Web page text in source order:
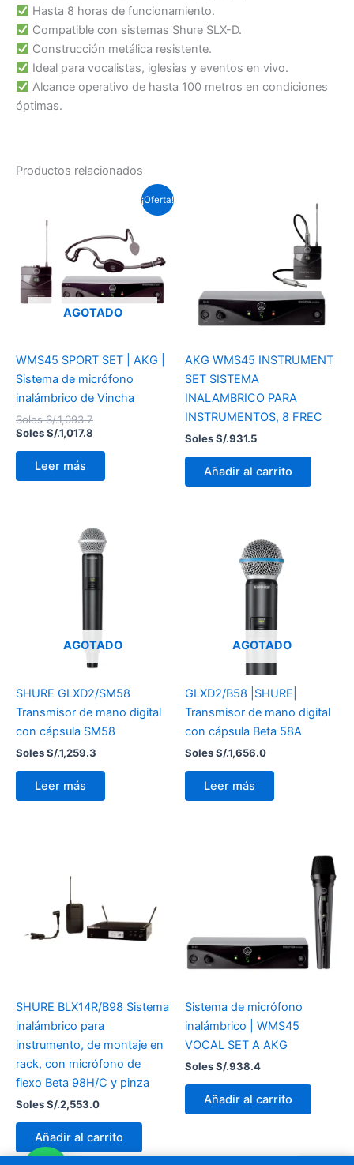
Hasta 8 horas de funcionamiento.
Compatible con sistemas Shure SLX-D.
Construcción metálica resistente.
Ideal para vocalistas, iglesias y eventos en vivo.
Alcance operativo de hasta 100 metros en condiciones
óptimas.
Productos relacionados
¡Oferta!
AGOTADO
WMS45 SPORT SET | AKG |
Sistema de micrófono
inalámbrico de Vincha
Soles S/.1,093.7
era:
Soles
S/.1,093.7.
Soles S/.1,017.8
es:
Soles
S/.1,017.8.
Leer más
AKG WMS45 INSTRUMENT
SET SISTEMA
INALAMBRICO PARA
INSTRUMENTOS, 8 FREC
Soles S/.931.5
Añadir al carrito
AGOTADO
SHURE GLXD2/SM58
Transmisor de mano digital
con cápsula SM58
Soles S/.1,259.3
Leer más
AGOTADO
GLXD2/B58 |SHURE|
Transmisor de mano digital
con cápsula Beta 58A
Soles S/.1,656.0
Leer más
SHURE BLX14R/B98 Sistema
inalámbrico para
instrumento, de montaje en
rack, con micrófono de
flexo Beta 98H/C y pinza
Soles S/.2,553.0
Añadir al carrito
Sistema de micrófono
inalámbrico | WMS45
VOCAL SET A AKG
Soles S/.938.4
Añadir al carrito